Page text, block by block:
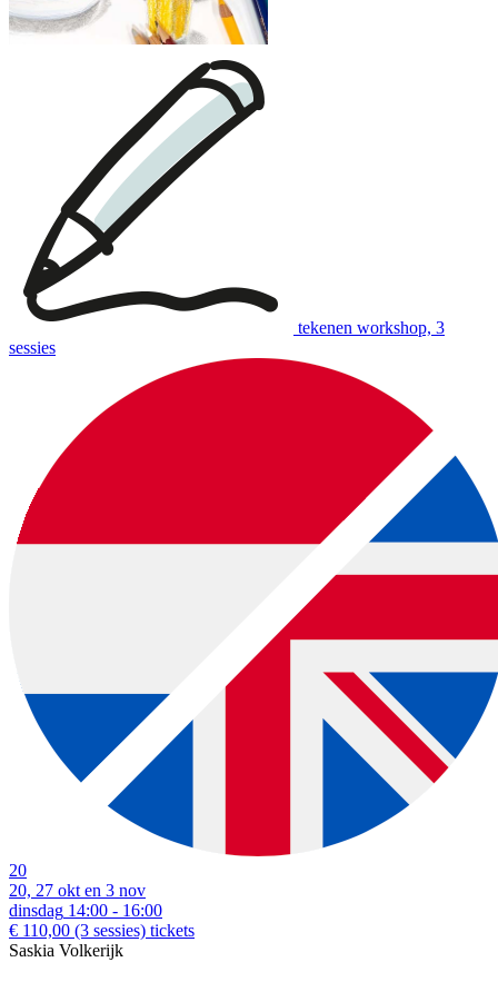
download:
Examples of music workshops (various prices):
tekenen workshop, 3
sessies
20
20, 27 okt en 3 nov
dinsdag 14:00 - 16:00
€ 110,00 (3 sessies) tickets
Saskia Volkerijk